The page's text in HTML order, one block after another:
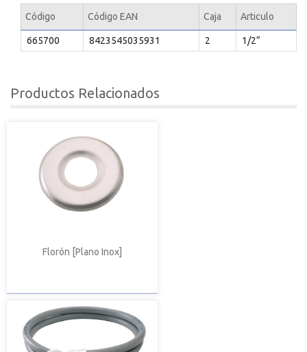
Código Código EAN Caja Articulo
665700 8423545035931 2 1/2”
Productos Relacionados
Florón [Plano Inox]